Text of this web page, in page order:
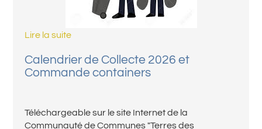
Lire la suite
Calendrier de Collecte 2026 et
Commande containers
Téléchargeable sur le site Internet de la
Communauté de Communes "Terres des